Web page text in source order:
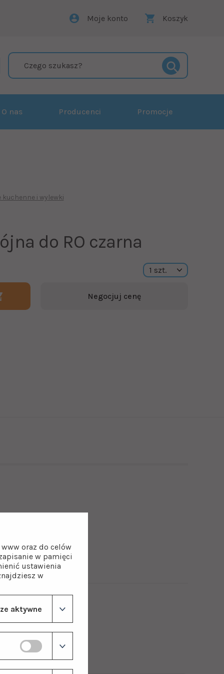
Moje konto Koszyk
O nas Producenci Promocje
kuchenne i wylewki
do RO czarna
Negocjuj cenę
nowoczesnych
Kranik
oraz do celów
w pamięci
ustawienia
w
aktywne